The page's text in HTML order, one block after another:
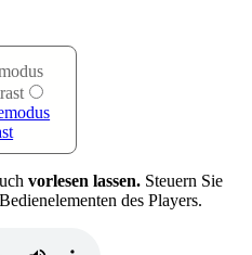
vorlesen lassen. Steuern Sie
des Players.